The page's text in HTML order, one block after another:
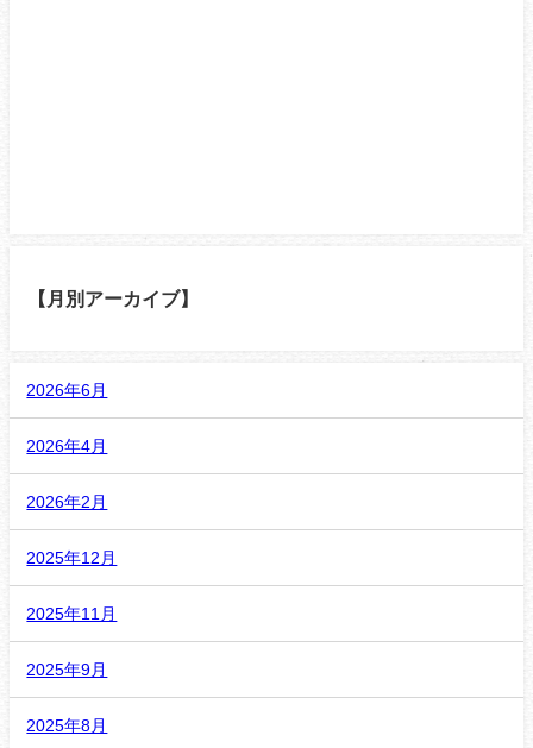
【月別アーカイブ】
2026年6月
2026年4月
2026年2月
2025年12月
2025年11月
2025年9月
2025年8月